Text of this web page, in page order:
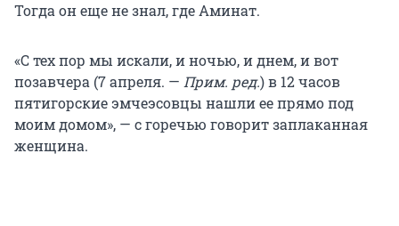
Тогда он еще не знал, где Аминат.
«С тех пор мы искали, и ночью, и днем, и вот
позавчера (7 апреля. — Прим. ред.) в 12 часов
пятигорские эмчеэсовцы нашли ее прямо под
моим домом», — с горечью говорит заплаканная
женщина.